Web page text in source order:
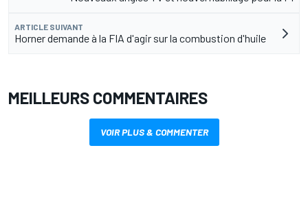
ARTICLE SUIVANT
Horner demande à la FIA d'agir sur la combustion d'huile
MEILLEURS COMMENTAIRES
VOIR PLUS & COMMENTER